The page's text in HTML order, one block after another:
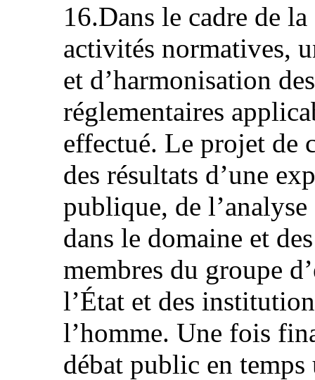
16.Dans le cadre de
activités normatives,
et d’harmonisation
réglementaires
effectué. Le projet de
des résultats d’une
publique, de
dans le domaine et
membres du groupe
l’État et des
l’homme. Une fois
débat public en